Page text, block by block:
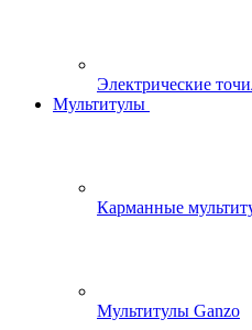
Электрические
Мультитулы
Карманные
Мультитулы Ganzo